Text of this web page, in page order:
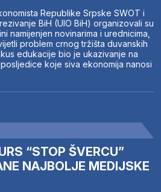
Republike Srpske SWOT i
BiH (UIO BiH) organizovali su
namijenjen novinarima i urednicima,
problem crnog tržišta duvanskih
edukacije bio je ukazivanje na
koje siva ekonomija nanosi
“STOP ŠVERCU”
NAJBOLJE MEDIJSKE